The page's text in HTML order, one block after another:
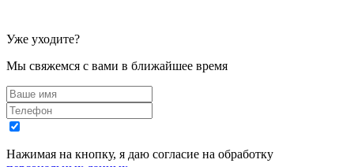
Уже уходите?
Мы свяжемся с вами в ближайшее время
Нажимая на кнопку, я даю согласие на обработку